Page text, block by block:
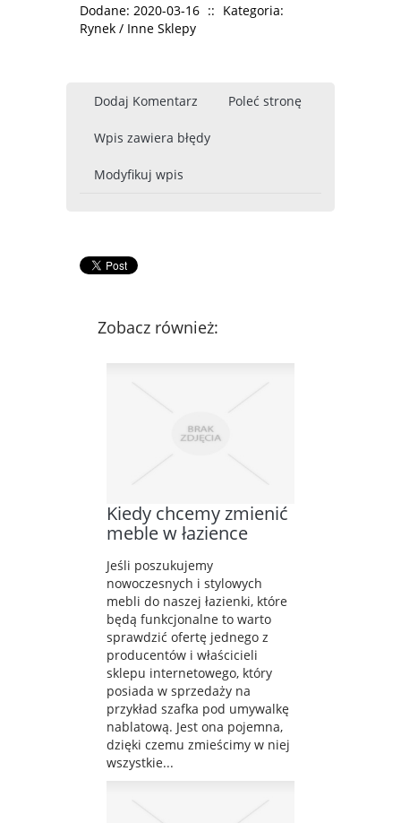
Dodane: 2020-03-16 :: Kategoria:
Rynek / Inne Sklepy
Dodaj Komentarz Poleć stronę
Wpis zawiera błędy
Modyfikuj wpis
Zobacz również:
Kiedy chcemy zmienić
meble w łazience
Jeśli poszukujemy
nowoczesnych i stylowych
mebli do naszej łazienki, które
będą funkcjonalne to warto
sprawdzić ofertę jednego z
producentów i właścicieli
sklepu internetowego, który
posiada w sprzedaży na
przykład szafka pod umywalkę
nablatową. Jest ona pojemna,
dzięki czemu zmieścimy w niej
wszystkie...